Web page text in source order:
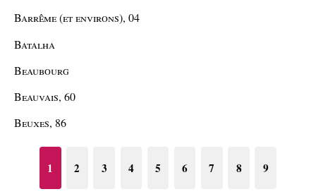
Barrême (et environs), 04
Batalha
Beaubourg
Beauvais, 60
Beuxes, 86
1 2 3 4 5 6 7 8 9